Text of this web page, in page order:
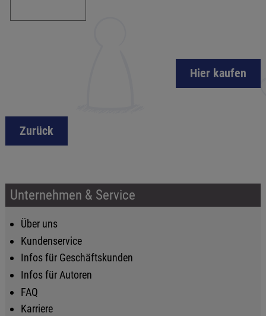
Hier kaufen
Zurück
Unternehmen & Service
Über uns
Kundenservice
Infos für Geschäftskunden
Infos für Autoren
FAQ
Karriere